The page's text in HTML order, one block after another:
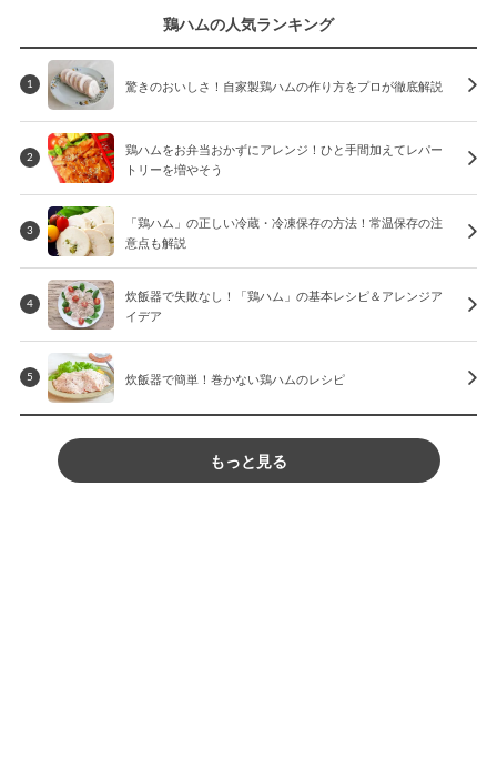
鶏ハムの人気ランキング
1 驚きのおいしさ！自家製鶏ハムの作り方をプロが徹底解説
2
鶏ハムをお弁当おかずにアレンジ！ひと手間加えてレパー
トリーを増やそう
3
「鶏ハム」の正しい冷蔵・冷凍保存の方法！常温保存の注
意点も解説
4
炊飯器で失敗なし！「鶏ハム」の基本レシピ＆アレンジア
イデア
5 炊飯器で簡単！巻かない鶏ハムのレシピ
もっと見る